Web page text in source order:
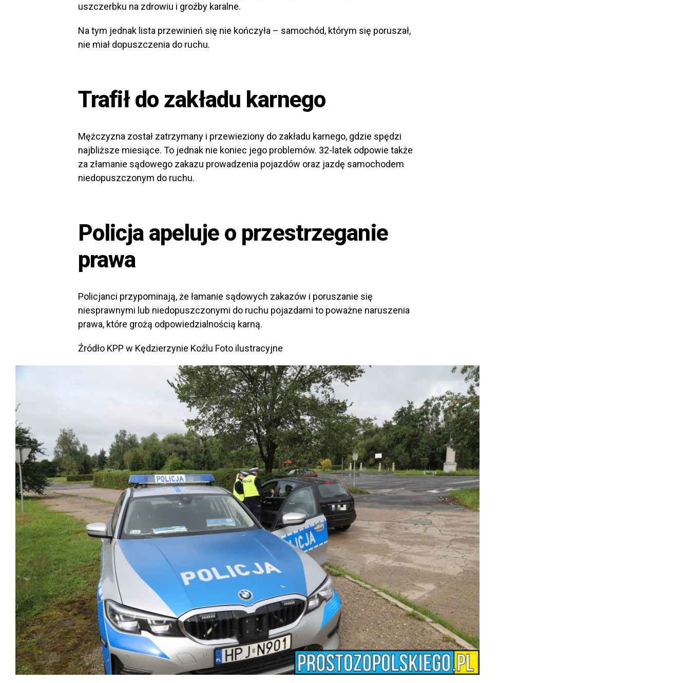
uszczerbku na zdrowiu i groźby karalne.
Na tym jednak lista przewinień się nie kończyła – samochód, którym się poruszał,
nie miał dopuszczenia do ruchu.
Trafił do zakładu karnego
Mężczyzna został zatrzymany i przewieziony do zakładu karnego, gdzie spędzi
najbliższe miesiące. To jednak nie koniec jego problemów. 32-latek odpowie także
za złamanie sądowego zakazu prowadzenia pojazdów oraz jazdę samochodem
niedopuszczonym do ruchu.
Policja apeluje o przestrzeganie
prawa
Policjanci przypominają, że łamanie sądowych zakazów i poruszanie się
niesprawnymi lub niedopuszczonymi do ruchu pojazdami to poważne naruszenia
prawa, które grożą odpowiedzialnością karną.
Źródło KPP w Kędzierzynie Koźlu Foto ilustracyjne